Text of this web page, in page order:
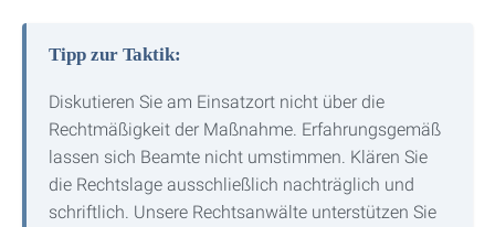
Tipp zur Taktik:
Diskutieren Sie am Einsatzort nicht über die
Rechtmäßigkeit der Maßnahme. Erfahrungsgemäß
lassen sich Beamte nicht umstimmen. Klären Sie
die Rechtslage ausschließlich nachträglich und
schriftlich. Unsere Rechtsanwälte unterstützen Sie